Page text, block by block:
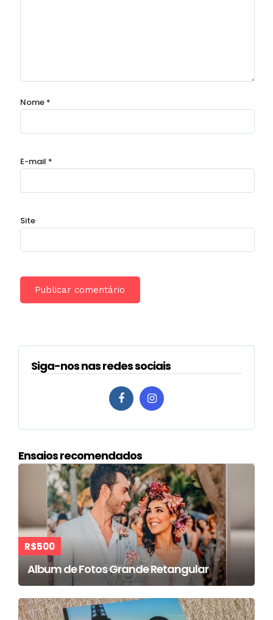
Nome *
E-mail *
Site
Siga-nos nas redes sociais
Ensaios recomendados
R$500
Album de Fotos Grande Retangular